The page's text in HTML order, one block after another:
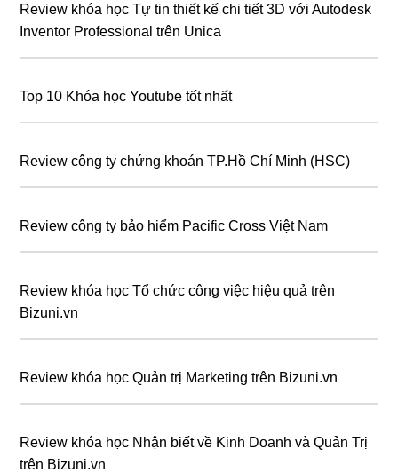
Review khóa học Tự tin thiết kế chi tiết 3D với Autodesk
Inventor Professional trên Unica
Top 10 Khóa học Youtube tốt nhất
Review công ty chứng khoán TP.Hồ Chí Minh (HSC)
Review công ty bảo hiểm Pacific Cross Việt Nam
Review khóa học Tổ chức công việc hiệu quả trên
Bizuni.vn
Review khóa học Quản trị Marketing trên Bizuni.vn
Review khóa học Nhận biết về Kinh Doanh và Quản Trị
trên Bizuni.vn